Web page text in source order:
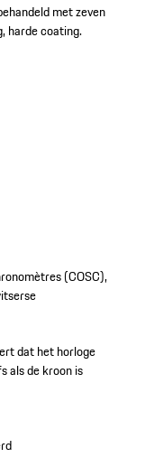
met zeven
harde coating.
(COSC),
dat het horloge
als de kroon is